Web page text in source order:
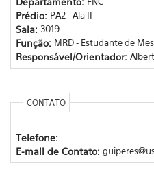
Prédio: PA2 - Ala II
Sala: 3019
Função: MRD - Estudante de
Responsável/Orientador:
CONTATO
Telefone: --
E-mail de Contato: